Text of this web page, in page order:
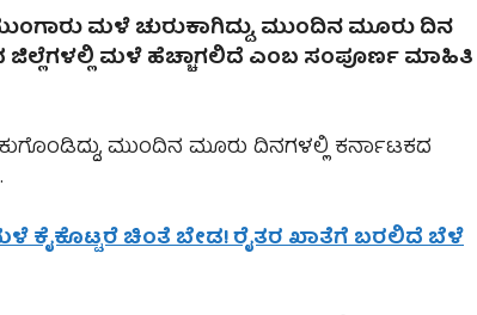
ಮುಂಗಾರು ಮಳೆ ಚುರುಕಾಗಿದ್ದು, ಮುಂದಿನ ಮೂರು ದಿನ
ಮಳೆ ಹೆಚ್ಚಾಗಲಿದೆ ಎಂಬ ಸಂಪೂರ್ಣ ಮಾಹಿತಿ
ಮುಂದಿನ ಮೂರು ದಿನಗಳಲ್ಲಿ ಕರ್ನಾಟಕದ
ಮಳೆ ಕೈಕೊಟ್ಟರೆ ಚಿಂತೆ ಬೇಡ! ರೈತರ ಖಾತೆಗೆ ಬರಲಿದೆ ಬೆಳೆ